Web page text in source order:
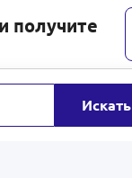
получите
Искать